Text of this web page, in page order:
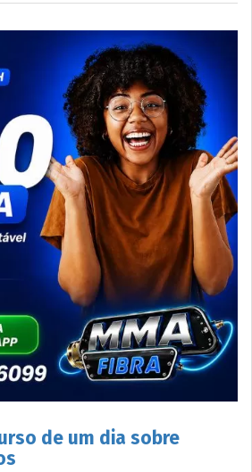
de um dia sobre